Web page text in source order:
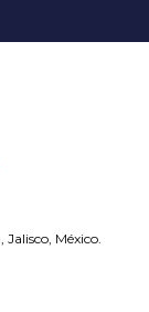
México.